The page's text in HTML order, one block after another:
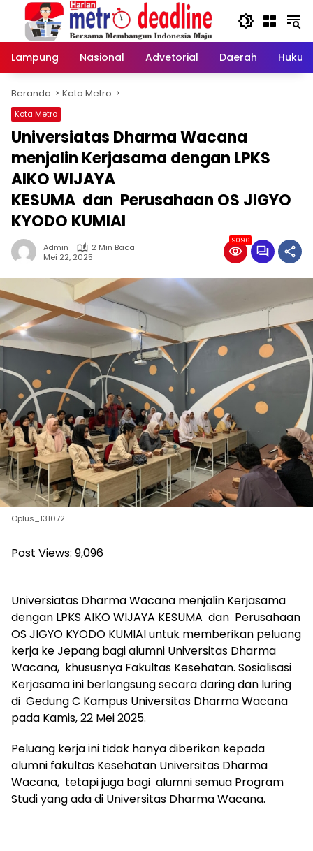
Langsung
konten
Lampung
Nasional Advetorial Daerah Hukum
Beranda Kota Metro
Kota Metro
Universiatas Dharma Wacana
menjalin Kerjasama dengan LPKS
AIKO WIJAYA
KESUMA dan Perusahaan OS JIGYO
KYODO KUMIAI
Admin
2 Min Baca
Mei 22, 2025
9096
Oplus_131072
Post Views: 9,096
Universiatas Dharma Wacana menjalin Kerjasama
dengan LPKS AIKO WIJAYA KESUMA dan Perusahaan
OS JIGYO KYODO KUMIAI untuk memberikan peluang
kerja ke Jepang bagi alumni Universitas Dharma
Wacana, khususnya Fakultas Kesehatan. Sosialisasi
Kerjasama ini berlangsung secara daring dan luring
di Gedung C Kampus Universitas Dharma Wacana
pada Kamis, 22 Mei 2025.
Peluang kerja ini tidak hanya diberikan kepada
alumni fakultas Kesehatan Universitas Dharma
Wacana, tetapi juga bagi alumni semua Program
Studi yang ada di Universitas Dharma Wacana.